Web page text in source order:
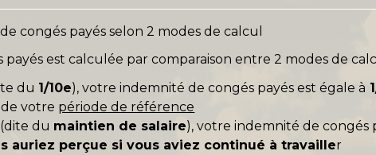
congés payés selon 2 modes de calcul
est calculée par comparaison entre 2 modes de
du 1/10e), votre indemnité de congés payés est égale à
votre période de référence
du maintien de salaire), votre indemnité de congés
auriez perçue si vous aviez continué à travailler